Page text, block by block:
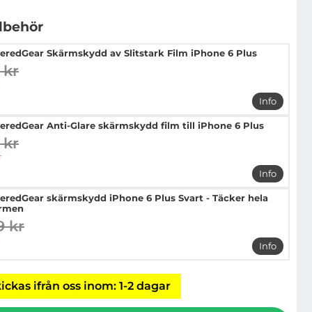
Skärmskydd av Slitstark Film iPhone 6 Plus
pris
kr
Info
mer info
Anti-Glare skärmskydd film till iPhone 6 Plus
pris
kr
Info
mer info
skärmskydd iPhone 6 Plus Svart - Täcker hela
pris
kr
Info
mer info
ifrån oss inom: 1-2 dagar